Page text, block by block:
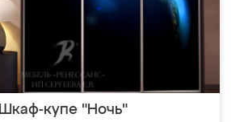
Шкаф-купе "Ночь"